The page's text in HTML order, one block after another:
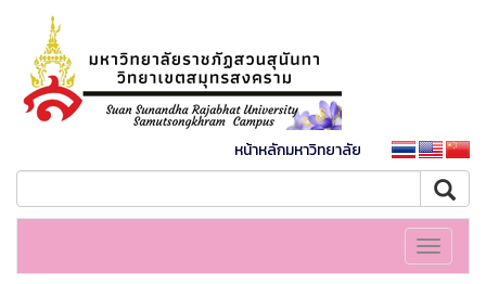
หน้าหลักมหาวิทยาลัย
Toggle